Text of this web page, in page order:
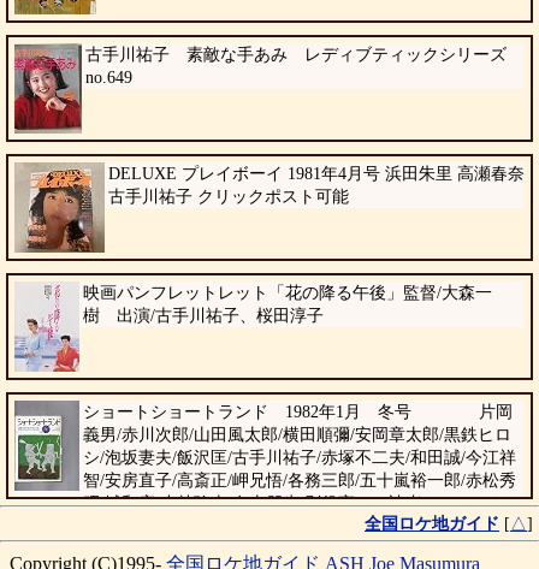
古手川祐子 素敵な手あみ レディブティックシリーズ
no.649
DELUXE プレイボーイ 1981年4月号 浜田朱里 高瀬春奈
古手川祐子 クリックポスト可能
映画パンフレットレット「花の降る午後」監督/大森一
樹 出演/古手川祐子、桜田淳子
ショートショートランド 1982年1月 冬号 片岡
義男/赤川次郎/山田風太郎/横田順彌/安岡章太郎/黒鉄ヒロ
シ/泡坂妻夫/飯沢匡/古手川祐子/赤塚不二夫/和田誠/今江祥
智/安房直子/高斎正/岬兄悟/各務三郎/五十嵐裕一郎/赤松秀
昭/城和彦/小林聰幸/奈山朋生/別役実 読者アンケート：
あなたにとってショートショートとはなんですか？ 講談社
全国ロケ地ガイド [△]
Copyright (C)1995- 全国ロケ地ガイド ASH Joe Masumura